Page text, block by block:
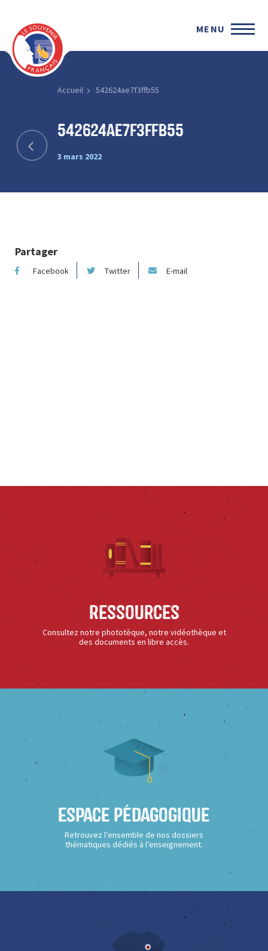
MENU
Accueil 542624ae7f3ffb55
542624ae7f3ffb55
3 mars 2022
Partager
Facebook Twitter E-mail
Ressources
Consultez notre phototèque, notre vidéothèque et
des documents en libre accès.
Espace Pédagogique
Retrouvez l’ensemble de nos dossiers
thématiques dédiés à l’enseignement.